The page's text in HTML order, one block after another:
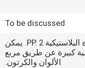
To be discussed
1. أكياس الرغوة البلاستيكية PP. 2. يمكن
كبيرة عن طريق مربع
الألوان والكرتون.